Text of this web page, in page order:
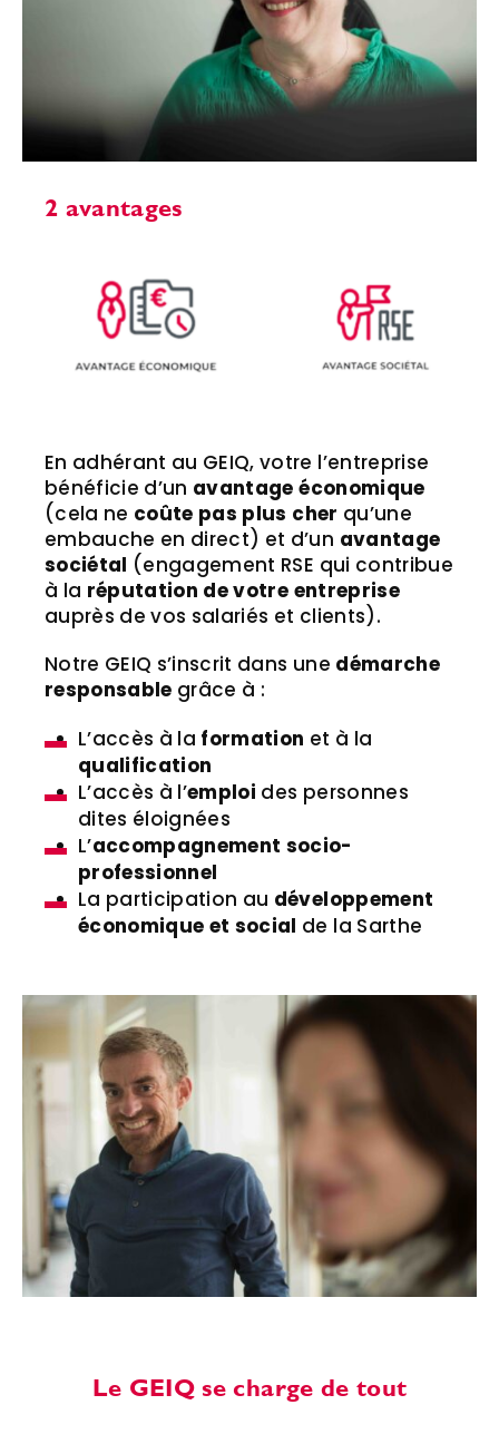
2 avantages
En adhérant au GEIQ, votre l’entreprise
bénéficie d’un avantage économique
(cela ne coûte pas plus cher qu’une
embauche en direct) et d’un avantage
sociétal (engagement RSE qui contribue
à la réputation de votre entreprise
auprès de vos salariés et clients).
Notre GEIQ s’inscrit dans une démarche
responsable grâce à :
L’accès à la formation et à la
qualification
L’accès à l’emploi des personnes
dites éloignées
L’accompagnement socio-
professionnel
La participation au développement
économique et social de la Sarthe
Le GEIQ se charge de tout